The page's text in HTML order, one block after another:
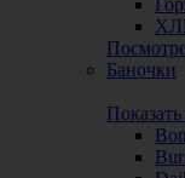
Баночки